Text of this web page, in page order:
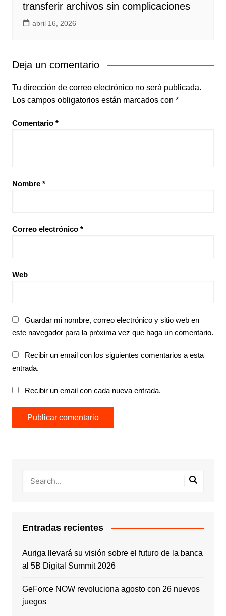
transferir archivos sin complicaciones
abril 16, 2026
Deja un comentario
Tu dirección de correo electrónico no será publicada.
Los campos obligatorios están marcados con *
Comentario *
Nombre *
Correo electrónico *
Web
Guardar mi nombre, correo electrónico y sitio web en
este navegador para la próxima vez que haga un comentario.
Recibir un email con los siguientes comentarios a esta
entrada.
Recibir un email con cada nueva entrada.
Entradas recientes
Auriga llevará su visión sobre el futuro de la banca
al 5B Digital Summit 2026
GeForce NOW revoluciona agosto con 26 nuevos
juegos